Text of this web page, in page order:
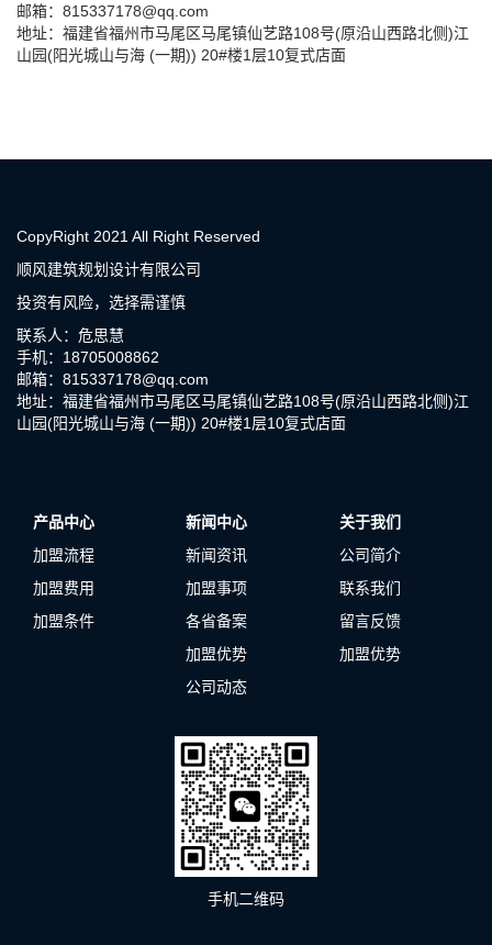
邮箱：815337178@qq.com
地址：福建省福州市马尾区马尾镇仙艺路108号(原沿山西路北侧)江
山园(阳光城山与海 (一期)) 20#楼1层10复式店面
CopyRight 2021 All Right Reserved
顺风建筑规划设计有限公司
投资有风险，选择需谨慎
联系人：危思慧
手机：18705008862
邮箱：815337178@qq.com
地址：福建省福州市马尾区马尾镇仙艺路108号(原沿山西路北侧)江
山园(阳光城山与海 (一期)) 20#楼1层10复式店面
产品中心
加盟流程
加盟费用
加盟条件
新闻中心
新闻资讯
加盟事项
各省备案
加盟优势
公司动态
关于我们
公司简介
联系我们
留言反馈
加盟优势
手机二维码